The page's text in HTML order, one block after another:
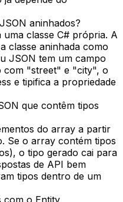
aninhados?
classe C# própria. A
classe aninhada como
JSON tem um campo
com "street" e "city", o
e tipifica a propriedade
que contêm tipos
do array a partir
Se o array contém tipos
o tipo gerado cai para
de API bem
tipos dentro de um
com o Entity